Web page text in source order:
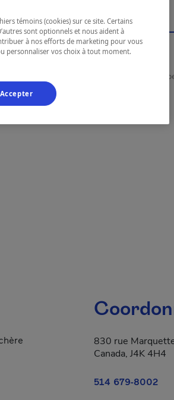
Montérégie
Numéro d’enregistrement
830 rue
Canada, J4K 4H4
514 679-8002
témoins (cookies) sur ce site. Certains
sont optionnels et nous aident à
à nos efforts de marketing pour vous
personnaliser vos choix à tout moment.
dans une nouvelle fenêtre.
Accepter